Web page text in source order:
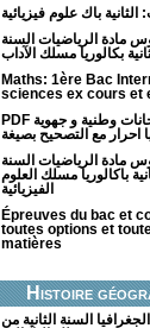
الثانية باك علوم فيزيائية
مادة الرياضيات السنة
بكالوريا مسلك الآداب
Maths: 1ère Bac
sciences ex cours et
PDF تحميل امتحانات وطنية و جهوية
احرار مع التصحيح بصيغة
مادة الرياضيات السنة
باكالوريا مسلك العلوم
الفيزيائية
Épreuves du bac et
toutes options et
matières
Histoire
السنة الثانية من